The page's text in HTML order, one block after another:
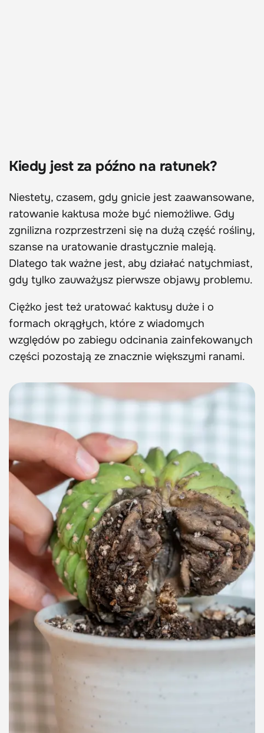
Kiedy jest za późno na ratunek?
Niestety, czasem, gdy gnicie jest zaawansowane,
ratowanie kaktusa może być niemożliwe. Gdy
zgnilizna rozprzestrzeni się na dużą część rośliny,
szanse na uratowanie drastycznie maleją.
Dlatego tak ważne jest, aby działać natychmiast,
gdy tylko zauważysz pierwsze objawy problemu.
Ciężko jest też uratować kaktusy duże i o
formach okrągłych, które z wiadomych
względów po zabiegu odcinania zainfekowanych
części pozostają ze znacznie większymi ranami.